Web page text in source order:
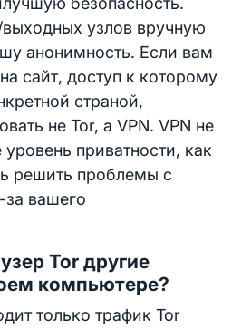
узлов вручную
анонимность. Если вам
сайт, доступ к которому
страной,
не Tor, а VPN. VPN не
приватности, как
решить проблемы с
за вашего
Tor другие
компьютере?
только трафик Tor